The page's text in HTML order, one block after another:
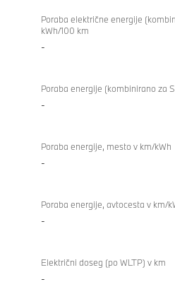
Poraba električne energije
kWh/100 km
-
Poraba energije (kombinirano za
-
Poraba energije, mesto v km/kWh
-
Poraba energije, avtocesta v km/
-
Električni doseg (po WLTP) v km
-